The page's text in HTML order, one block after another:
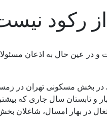
رکود
در عین حال به اذعان
و تابستان سال جاری که